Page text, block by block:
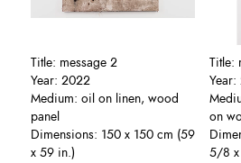
Title: message 2
Year: 2022
Medium: oil on linen, wood
panel
Dimensions: 150 x 150 cm (59
x 59 in.)
Title:
on
5/8 x